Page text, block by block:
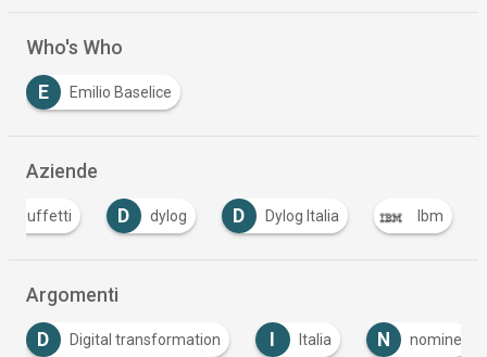
Who's Who
E Emilio Baselice
Aziende
buffetti D dylog D Dylog Italia Ibm
Argomenti
I Italia N nomine S Sicurezza Informatica